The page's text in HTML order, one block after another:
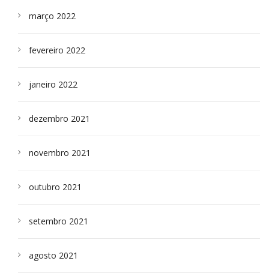
março 2022
fevereiro 2022
janeiro 2022
dezembro 2021
novembro 2021
outubro 2021
setembro 2021
agosto 2021